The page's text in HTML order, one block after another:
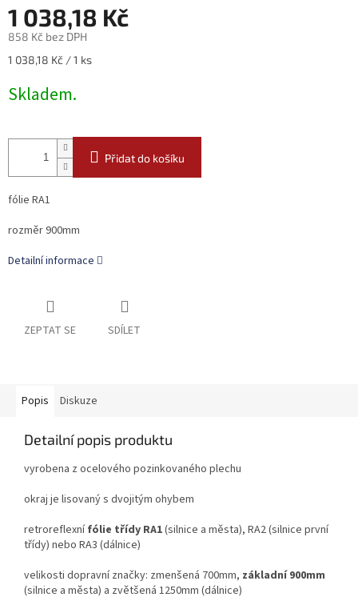
1 038,18 Kč
858 Kč bez DPH
Měrná
1 038,18 Kč / 1 ks
Skladem.
Přidat do košíku
fólie RA1
rozměr 900mm
Detailní informace
ZEPTAT SE SDÍLET
Popis Diskuze
Detailní popis produktu
vyrobena z ocelového pozinkovaného plechu
okraj je lisovaný s dvojitým ohybem
retroreflexnífólie třídy RA1(silnice a města), RA2 (silnice první
třídy) nebo RA3 (dálnice)
velikosti dopravní značky: zmenšená 700mm, základní 900mm
(silnice a města) a zvětšená 1250mm (dálnice)